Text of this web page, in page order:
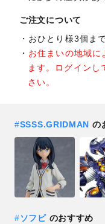
ご注文について
おひとり様3個ま
お住まいの地域に
ます。ログインし
さい。
#SSSS.GRIDMAN の
#ソフビのおすすめ